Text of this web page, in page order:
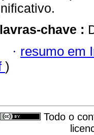
chave :
· resumo em
)
Todo o